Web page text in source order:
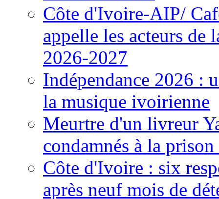
Côte d'Ivoire-AIP/
appelle les acteurs de
2026-2027
Indépendance 2026 :
la musique ivoirienne
Meurtre d'un livreur
condamnés à la
Côte d'Ivoire : six
après neuf mois de